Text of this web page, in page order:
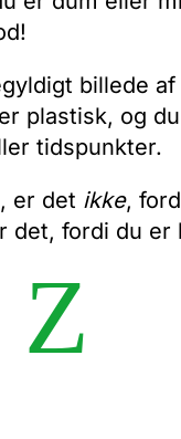
billede af
plastisk, og
tidspunkter.
er det ikke,
det, fordi du er
Z